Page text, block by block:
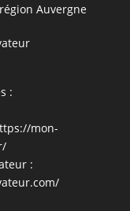
Auvergne
:
mon-
: